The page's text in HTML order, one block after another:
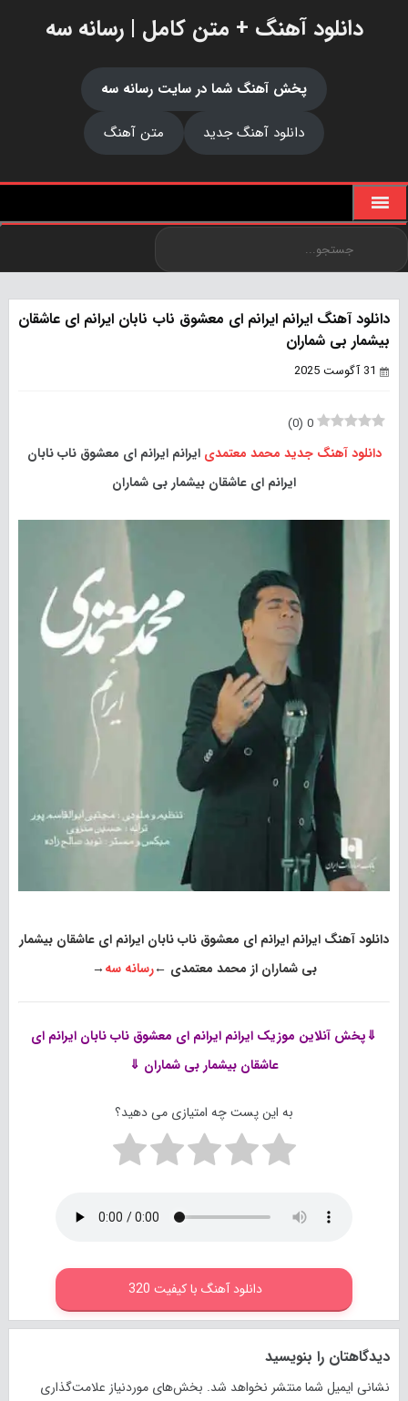
دانلود آهنگ + متن کامل | رسانه سه
پخش آهنگ شما در سایت رسانه سه
دانلود آهنگ جدید
متن آهنگ
دانلود آهنگ ایرانم ایرانم ای معشوق ناب نابان ایرانم ای عاشقان
بیشمار بی شماران
31 آگوست 2025
0
(
0
)
دانلود آهنگ جدید محمد معتمدی ایرانم ایرانم ای معشوق ناب نابان
ایرانم ای عاشقان بیشمار بی شماران
دانلود آهنگ ایرانم ایرانم ای معشوق ناب نابان ایرانم ای عاشقان بیشمار
بی شماران از محمد معتمدی ←رسانه سه→
⇓پخش آنلاین موزیک ایرانم ایرانم ای معشوق ناب نابان ایرانم ای
عاشقان بیشمار بی شماران ⇓
به این پست چه امتیازی می دهید؟
دانلود آهنگ با کیفیت 320
دیدگاهتان را بنویسید
نشانی ایمیل شما منتشر نخواهد شد. بخش‌های موردنیاز علامت‌گذاری